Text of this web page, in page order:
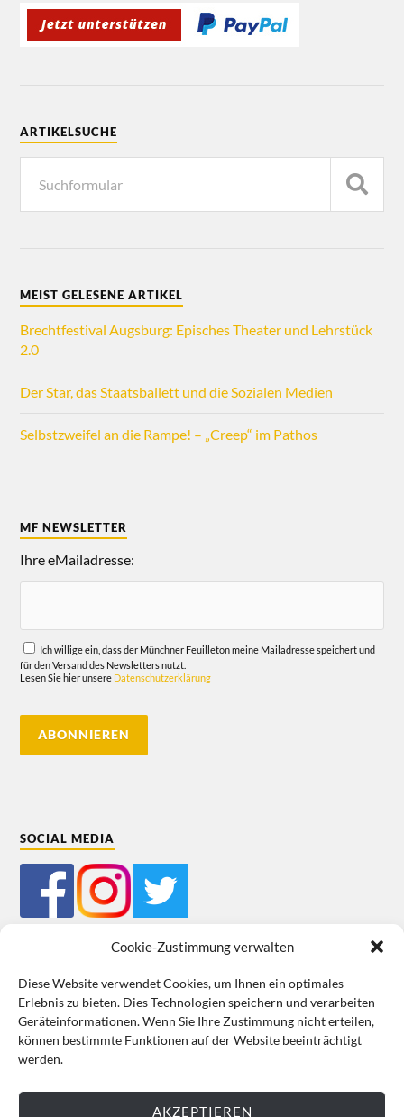
Cookie-Zustimmung verwalten
Diese Website verwendet Cookies, um Ihnen ein optimales
Erlebnis zu bieten. Dies Technologien speichern und verarbeiten
Geräteinformationen. Wenn Sie Ihre Zustimmung nicht erteilen,
können bestimmte Funktionen auf der Website beeinträchtigt
werden.
AKZEPTIEREN
ARTIKELSUCHE
MEIST GELESENE ARTIKEL
Brechtfestival Augsburg: Episches Theater und Lehrstück
2.0
Der Star, das Staatsballett und die Sozialen Medien
Selbstzweifel an die Rampe! – „Creep“ im Pathos
MF NEWSLETTER
Ihre eMailadresse:
Ich willige ein, dass der Münchner Feuilleton meine Mailadresse speichert und
für den Versand des Newsletters nutzt.
Lesen Sie hier unsere Datenschutzerklärung
SOCIAL MEDIA
Mein Bestellkonto Kundeninformationen Datenschutz
Cookie-Richtlinie (EU) Impressum
VERTRAG WIDERRUFEN